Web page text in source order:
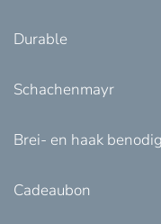
Durable
Schachenmayr
Brei- en haak
Cadeaubon